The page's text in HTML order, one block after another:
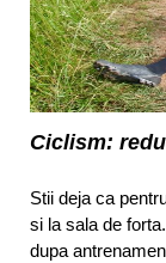
Ciclism:
Stii deja ca
si la sala de
dupa